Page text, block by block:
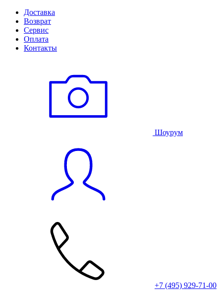
Доставка
Возврат
Сервис
Оплата
Контакты
Шоурум
+7 (495) 929-71-00